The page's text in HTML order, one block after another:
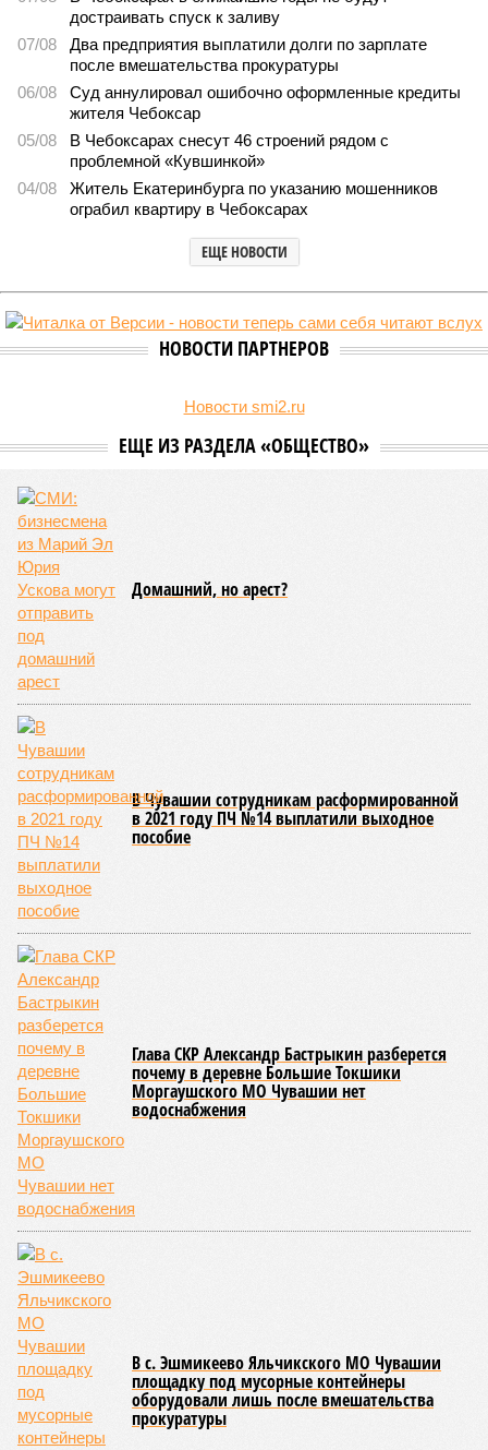
В регионе учреждены удостоверения мастеров спорта по
борьбе керешу
Заткнуть за пояс
(фото: wikimedia commons/Ilsurikat)
В Чувашской Республике последовательно реализуются меры,
направленные на повышение статуса и институциональное
развитие национальной борьбы на поясах керешу.
дисциплины в качестве приоритетной, но также утвердили
ведомственных знаков отличия, закрепив
атрибутов на уровне правительства субъекта. Согласно
обнародованным материалам, введены удостоверения и
нагрудные знаки мастера спорта Чувашии международного
класса по керешу, а также мастера спорта Чувашии.
Параллельно с этим разработана полная разрядная сетка
по керешу, охватывающая все ступени от третьего
юношеского разряда до уровня кандидата в мастера
спорта. Такая структура призвана обеспечить системность
в подготовке юных атлетов и создать чёткие ориентиры
для последовательного повышения их квалификации.
Керешу представляет собой традиционное единоборство,
уходящее корнями в культуру чувашского народа. Схватка
проходит следующим образом: соперники располагаются
лицом друг к другу, при этом через пояс каждого из них
перекинуто специальное матерчатое полотенце;
удерживаясь за этот элемент экипировки, борцы вступают
в противоборство, основная задача которого заключается в
том, чтобы опрокинуть противника.
Современная версия чувашской национальной борьбы
была создана в 1990-х годах. С того периода дисциплина
переживает этап активного возрождения, сохраняя при
этом неразрывную связь с многовековыми народными
традициями.
В настоящее время керешу демонстрирует рост
популярности. В 2024 году в столице республики, городе
Чебоксары, на базе спортивной школы № 11 состоялось
торжественное открытие Республиканского центра
единоборств «Керешу». площадка имеет все необходимые
условия для полноценной подготовки спортсменов
высокого класса.
В том же году был проведён первый официальный
чемпионат по керешу, участие в котором приняли
сильнейшие борцы со всех районов Чувашии; турнир
наглядно продемонстрировал динамичный и зрелищный
характер этого вида спорта.
Керешу включён в перечень приоритетных спортивных
дисциплин на территории Чувашской Республики. Кроме